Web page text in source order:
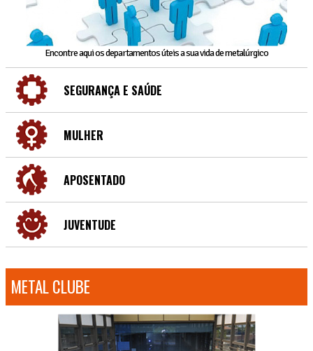
Encontre aqui os departamentos úteis a sua vida de metalúrgico
SEGURANÇA E SAÚDE
MULHER
APOSENTADO
JUVENTUDE
METAL CLUBE